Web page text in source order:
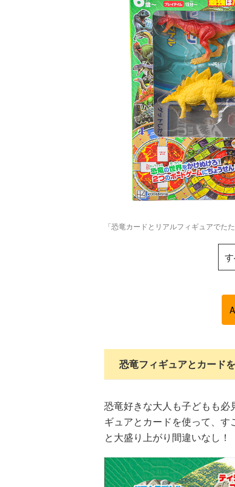
「恐竜カードとリアルフィギュアで
恐竜フィギュアとカード
恐竜好きな大人も子どもも必
ギュアとカードを使って、
と大盛り上がり間違いなし！